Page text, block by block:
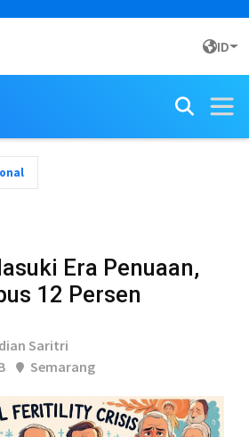
ID
Era Penuaan,
12 Persen
Saritri
Semarang